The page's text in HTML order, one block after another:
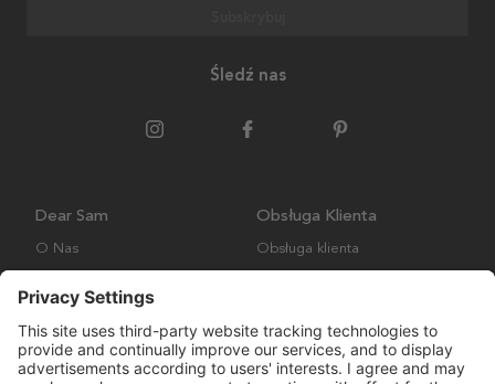
Śledź nas
Dear Sam
O Nas
Obsługa Klienta
Obsługa klienta
Wysyłka i Dostawa